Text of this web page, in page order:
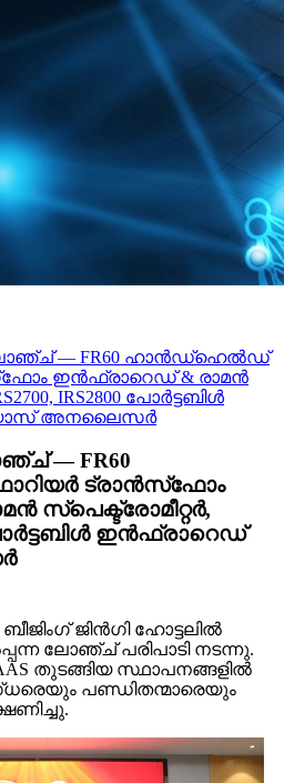
— FR60 ഹാൻഡ്‌ഹെൽഡ്
ഇൻഫ്രാറെഡ് & രാമൻ
IRS2800 പോർട്ടബിൾ
അനലൈസർ​
— FR60
ട്രാൻസ്‌ഫോം
സ്പെക്ട്രോമീറ്റർ,
പോർട്ടബിൾ ഇൻഫ്രാറെഡ്
ജിൻഗി ഹോട്ടലിൽ
ലോഞ്ച് പരിപാടി നടന്നു.
തുടങ്ങിയ സ്ഥാപനങ്ങളിൽ
പണ്ഡിതന്മാരെയും